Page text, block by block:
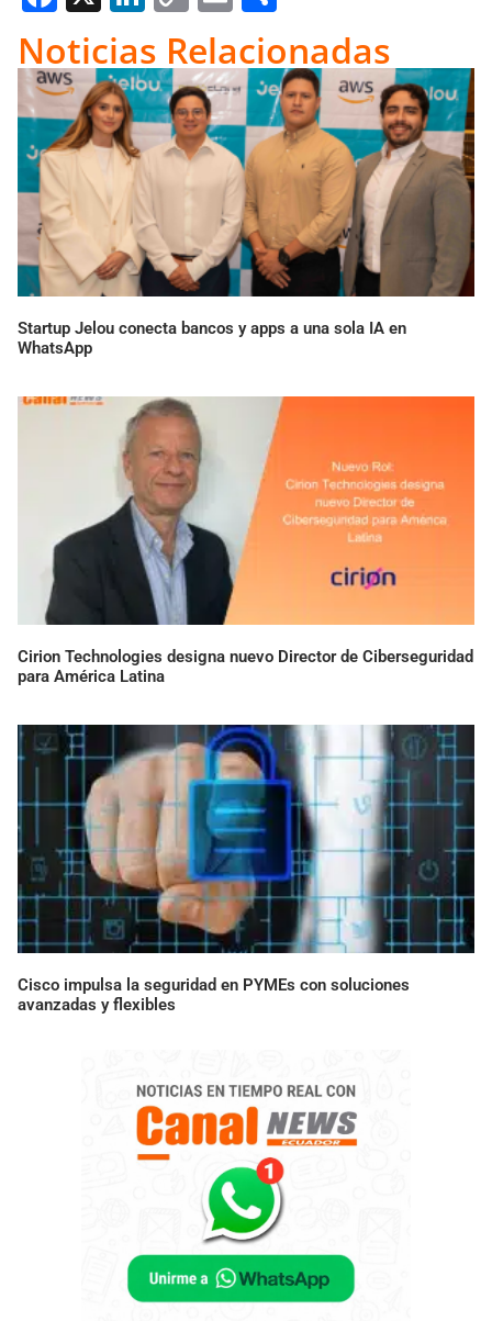
Link
Noticias Relacionadas
Startup Jelou conecta bancos y apps a una sola IA en
WhatsApp
Cirion Technologies designa nuevo Director de Ciberseguridad
para América Latina
Cisco impulsa la seguridad en PYMEs con soluciones
avanzadas y flexibles